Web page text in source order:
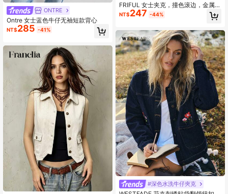
ONTRE
Ontre 女士蓝色牛仔无袖短款背心
NT$285 -41%
FRIFUL 女士夹克，撞色滚边，金属纽
扣装饰，秋冬季款
NT$247 -44%
#深色水洗牛仔夾克